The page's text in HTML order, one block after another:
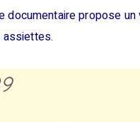
documentaire propose un
assiettes.